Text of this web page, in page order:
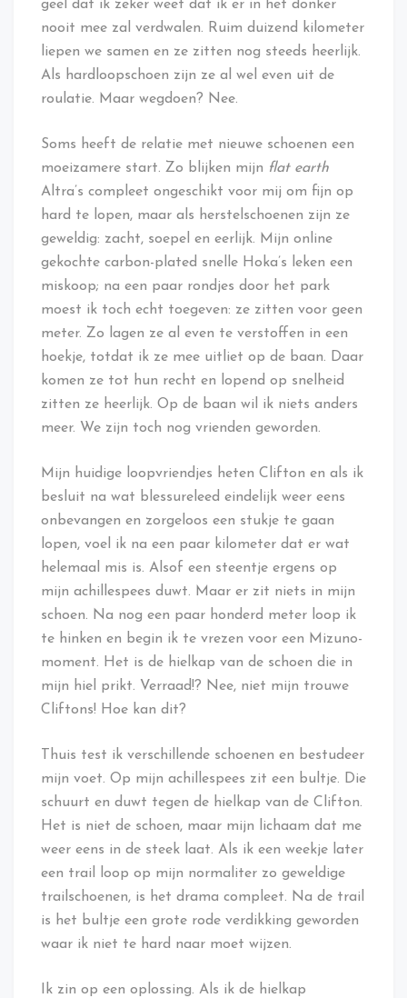
geel dat ik zeker weet dat ik er in het donker
nooit mee zal verdwalen. Ruim duizend kilometer
liepen we samen en ze zitten nog steeds heerlijk.
Als hardloopschoen zijn ze al wel even uit de
roulatie. Maar wegdoen? Nee.
Soms heeft de relatie met nieuwe schoenen een
moeizamere start. Zo blijken mijn flat earth
Altra’s compleet ongeschikt voor mij om fijn op
hard te lopen, maar als herstelschoenen zijn ze
geweldig: zacht, soepel en eerlijk. Mijn online
gekochte carbon-plated snelle Hoka’s leken een
miskoop; na een paar rondjes door het park
moest ik toch echt toegeven: ze zitten voor geen
meter. Zo lagen ze al even te verstoffen in een
hoekje, totdat ik ze mee uitliet op de baan. Daar
komen ze tot hun recht en lopend op snelheid
zitten ze heerlijk. Op de baan wil ik niets anders
meer. We zijn toch nog vrienden geworden.
Mijn huidige loopvriendjes heten Clifton en als ik
besluit na wat blessureleed eindelijk weer eens
onbevangen en zorgeloos een stukje te gaan
lopen, voel ik na een paar kilometer dat er wat
helemaal mis is. Alsof een steentje ergens op
mijn achillespees duwt. Maar er zit niets in mijn
schoen. Na nog een paar honderd meter loop ik
te hinken en begin ik te vrezen voor een Mizuno-
moment. Het is de hielkap van de schoen die in
mijn hiel prikt. Verraad!? Nee, niet mijn trouwe
Cliftons! Hoe kan dit?
Thuis test ik verschillende schoenen en bestudeer
mijn voet. Op mijn achillespees zit een bultje. Die
schuurt en duwt tegen de hielkap van de Clifton.
Het is niet de schoen, maar mijn lichaam dat me
weer eens in de steek laat. Als ik een weekje later
een trail loop op mijn normaliter zo geweldige
trailschoenen, is het drama compleet. Na de trail
is het bultje een grote rode verdikking geworden
waar ik niet te hard naar moet wijzen.
Ik zin op een oplossing. Als ik de hielkap